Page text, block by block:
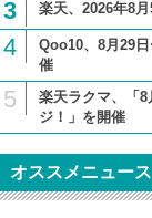
3 楽天、2026年8
4
Qoo10、8月29
催
5
楽天ラクマ、「
ジ！」を開催
オススメニュース